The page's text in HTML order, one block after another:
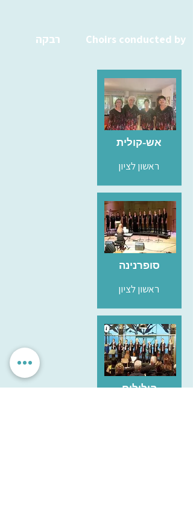
רבקה Choirs conducted by
אש-קולית
ראשון לציון
סופרנינה
ראשון לציון
הילולים